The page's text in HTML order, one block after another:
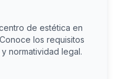
de estética en
los requisitos
normatividad legal.